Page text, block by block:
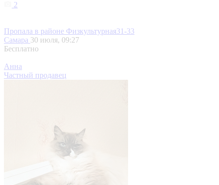
2
Пропала в районе Физкультурная31-33
Самара 30 июля, 09:27
Бесплатно
Анна
Частный продавец